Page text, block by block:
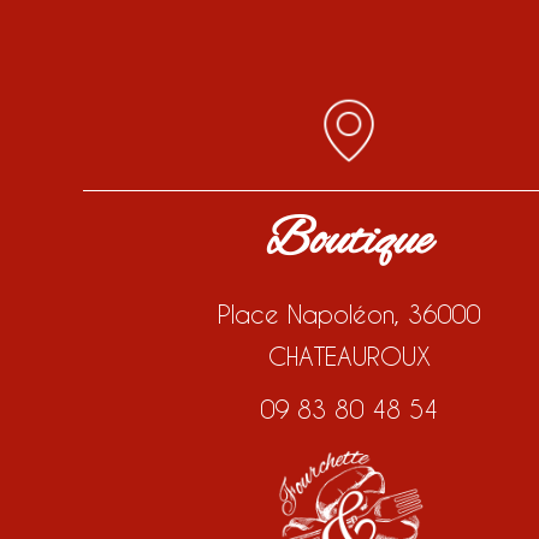
Boutique
Place Napoléon, 36000
CHATEAUROUX
09 83 80 48 54